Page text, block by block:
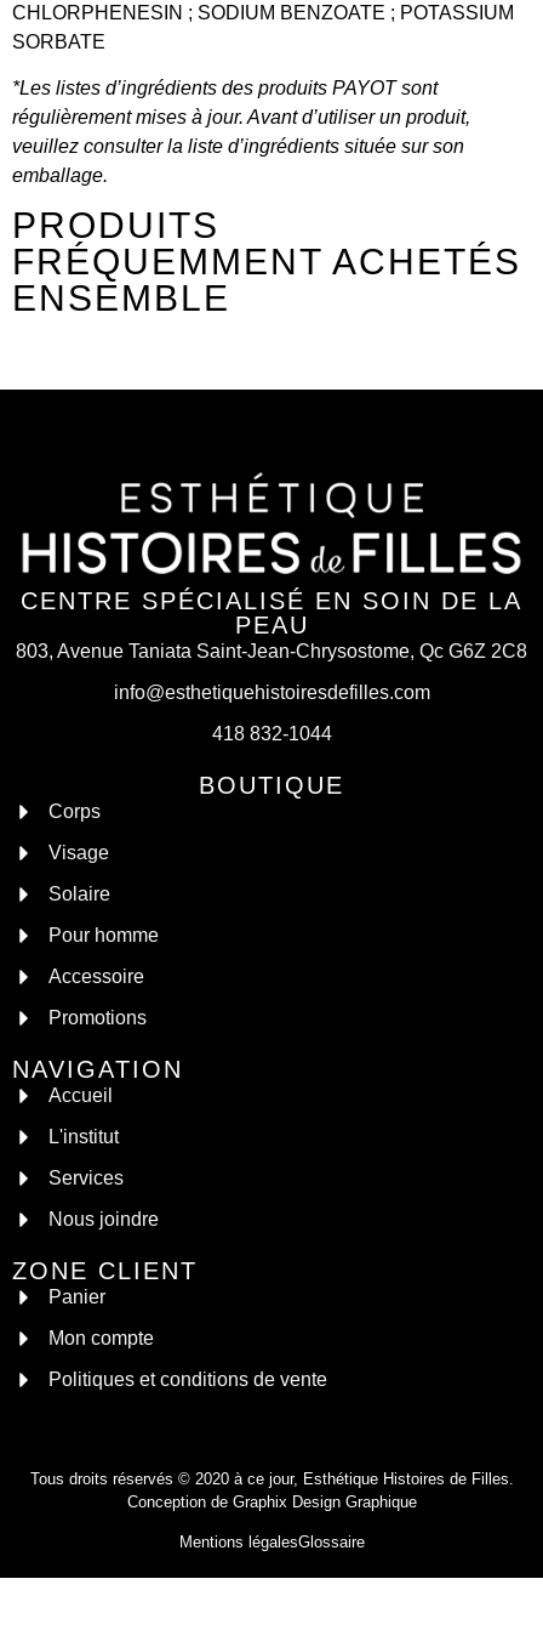
CHLORPHENESIN ; SODIUM BENZOATE ; POTASSIUM
SORBATE
*Les listes d’ingrédients des produits PAYOT sont
régulièrement mises à jour. Avant d’utiliser un produit,
veuillez consulter la liste d’ingrédients située sur son
emballage.
PRODUITS
FRÉQUEMMENT ACHETÉS
ENSEMBLE
CENTRE SPÉCIALISÉ EN SOIN DE LA
PEAU
803, Avenue Taniata Saint-Jean-Chrysostome, Qc G6Z 2C8
info@esthetiquehistoiresdefilles.com
418 832-1044
BOUTIQUE
Corps
Visage
Solaire
Pour homme
Accessoire
Promotions
NAVIGATION
Accueil
L'institut
Services
Nous joindre
ZONE CLIENT
Panier
Mon compte
Politiques et conditions de vente
Tous droits réservés © 2020 à ce jour, Esthétique Histoires de Filles.
Conception de Graphix Design Graphique
Mentions légalesGlossaire